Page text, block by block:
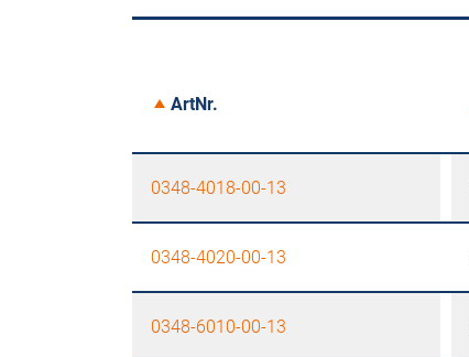
ArtNr.
0348-4018-00-13
0348-4020-00-13
0348-6010-00-13